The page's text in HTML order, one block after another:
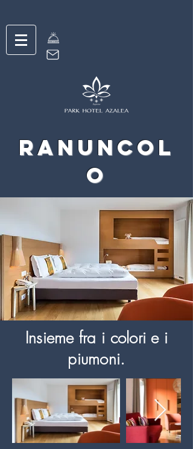
Ranuncol
o
Insieme fra i colori e i
piumoni.